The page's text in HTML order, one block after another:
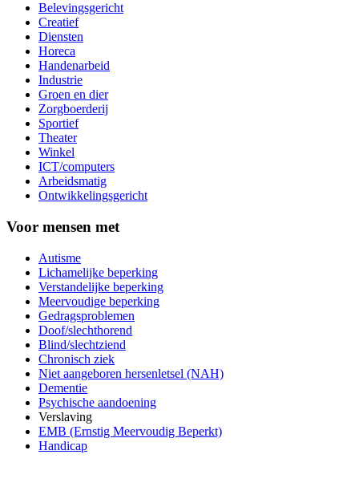
Belevingsgericht
Creatief
Diensten
Horeca
Handenarbeid
Industrie
Groen en dier
Zorgboerderij
Sportief
Theater
Winkel
ICT/computers
Arbeidsmatig
Ontwikkelingsgericht
Voor mensen met
Autisme
Lichamelijke beperking
Verstandelijke beperking
Meervoudige beperking
Gedragsproblemen
Doof/slechthorend
Blind/slechtziend
Chronisch ziek
Niet aangeboren hersenletsel (NAH)
Dementie
Psychische aandoening
Verslaving
EMB (Ernstig Meervoudig Beperkt)
Handicap